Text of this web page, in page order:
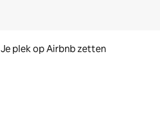
Je plek op Airbnb zetten